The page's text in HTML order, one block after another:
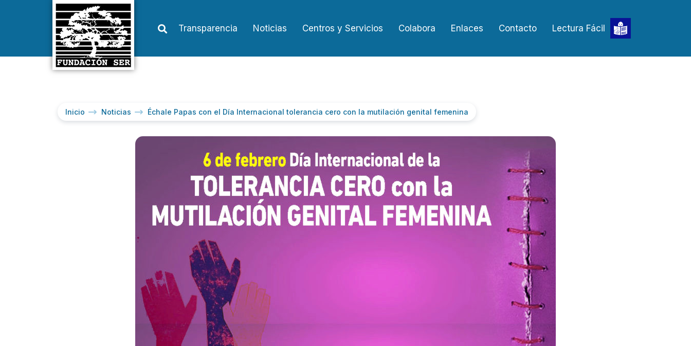
Transparencia Noticias Centros y Servicios Colabora Enlaces Contacto Lectura Fácil
Inicio Noticias Échale Papas con el Día Internacional tolerancia cero con la mutilación genital femenina